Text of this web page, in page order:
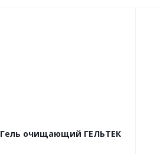
Гель очищающий ГЕЛЬТЕК